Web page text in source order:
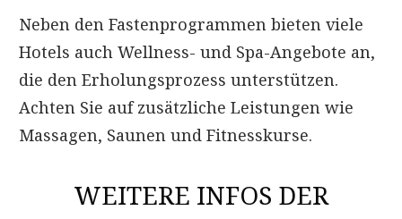
Neben den Fastenprogrammen bieten viele
Hotels auch Wellness- und Spa-Angebote an,
die den Erholungsprozess unterstützen.
Achten Sie auf zusätzliche Leistungen wie
Massagen, Saunen und Fitnesskurse.
WEITERE INFOS DER